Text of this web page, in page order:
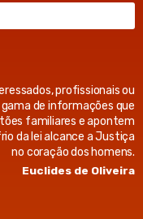
profissionais ou
de informações que
familiares e apontem
da lei alcance a Justiça
no coração dos homens.
Euclides de Oliveira